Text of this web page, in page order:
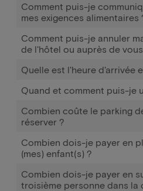
Comment puis-je
mes exigences alimentaires
Comment puis-je annuler
de l'hôtel ou auprès de
Quelle est l'heure d'arrivée
Quand et comment puis-je
Combien coûte le parking
réserver ?
Combien dois-je payer en
(mes) enfant(s) ?
Combien dois-je payer en
troisième personne dans la